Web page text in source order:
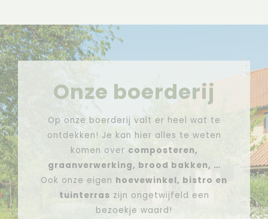
Onze boerderij
Op onze boerderij valt er heel wat te
ontdekken! Je kan hier alles te weten
komen over composteren,
graanverwerking, brood bakken, …
Ook onze eigen hoevewinkel, bistro en
tuinterras zijn ongetwijfeld een
bezoekje waard!